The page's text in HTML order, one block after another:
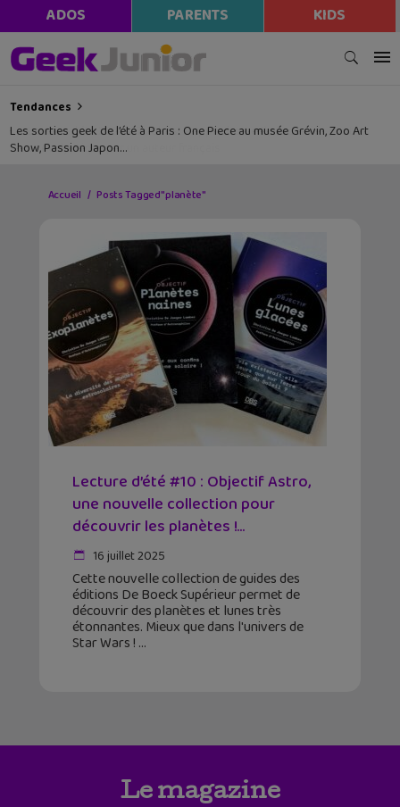
ADOS PARENTS KIDS
Tendances
Les sorties geek de l’été à Paris : One Piece au musée Grévin, Zoo Art
Show, Passion Japon…
Accueil Posts Tagged "planète"
Lecture d’été #10 : Objectif Astro,
une nouvelle collection pour
découvrir les planètes !...
16 juillet 2025
Cette nouvelle collection de guides des
éditions De Boeck Supérieur permet de
découvrir des planètes et lunes très
étonnantes. Mieux que dans l'univers de
Star Wars !
Le magazine